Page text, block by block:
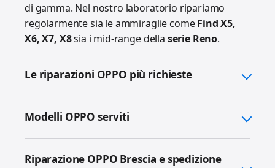
di gamma. Nel nostro laboratorio ripariamo
regolarmente sia le ammiraglie comeFind X5,
X6, X7, X8sia i mid-range della serie Reno.
Le riparazioni OPPO più richieste
Modelli OPPO serviti
Riparazione OPPO Brescia e spedizione